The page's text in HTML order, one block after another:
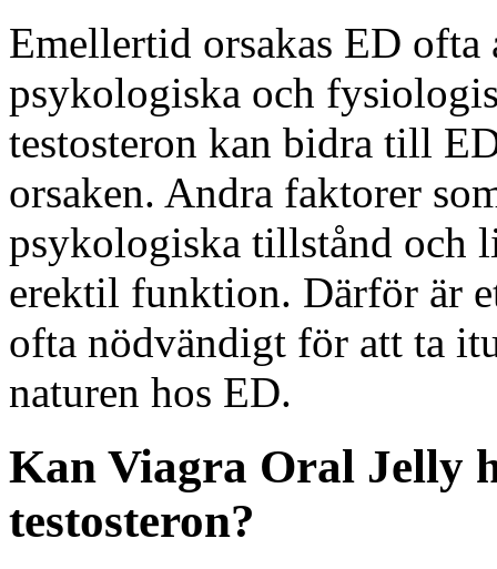
Emellertid orsakas ED
psykologiska och
testosteron kan bidra till
orsaken. Andra faktorer
psykologiska tillstånd och
erektil funktion. Därför är
ofta nödvändigt för att ta
naturen hos ED.
Kan Viagra Oral Jelly
testosteron?